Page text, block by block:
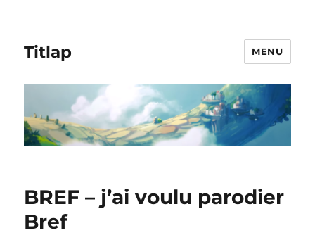
Titlap MENU
BREF – j’ai voulu parodier
Bref